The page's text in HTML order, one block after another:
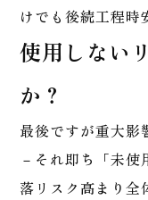
けでも後続工程時
使用しない
か？
最後ですが重大影
－それ即ち「未
落リスク高まり